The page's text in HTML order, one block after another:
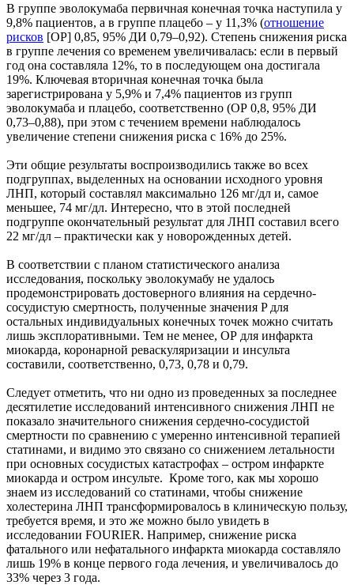
В группе эволокумаба первичная конечная точка наступила у
9,8% пациентов, а в группе плацебо – у 11,3% (отношение
рисков [ОР] 0,85, 95% ДИ 0,79–0,92). Степень снижения риска
в группе лечения со временем увеличивалась: если в первый
год она составляла 12%, то в последующем она достигала
19%. Ключевая вторичная конечная точка была
зарегистрирована у 5,9% и 7,4% пациентов из групп
эволокумаба и плацебо, соответственно (ОР 0,8, 95% ДИ
0,73–0,88), при этом с течением времени наблюдалось
увеличение степени снижения риска с 16% до 25%.
Эти общие результаты воспроизводились также во всех
подгруппах, выделенных на основании исходного уровня
ЛНП, который составлял максимально 126 мг/дл и, самое
меньшее, 74 мг/дл. Интересно, что в этой последней
подгруппе окончательный результат для ЛНП составил всего
22 мг/дл – практически как у новорожденных детей.
В соответствии с планом статистического анализа
исследования, поскольку эволокумабу не удалось
продемонстрировать достоверного влияния на сердечно-
сосудистую смертность, полученные значения P для
остальных индивидуальных конечных точек можно считать
лишь эксплоративными. Тем не менее, ОР для инфаркта
миокарда, коронарной реваскуляризации и инсульта
составили, соответственно, 0,73, 0,78 и 0,79.
Следует отметить, что ни одно из проведенных за последнее
десятилетие исследований интенсивного снижения ЛНП не
показало значительного снижения сердечно-сосудистой
смертности по сравнению с умеренно интенсивной терапией
статинами, и видимо это связано со снижением летальности
при основных сосудистых катастрофах – остром инфаркте
миокарда и остром инсульте. Кроме того, как мы хорошо
знаем из исследований со статинами, чтобы снижение
холестерина ЛНП трансформировалось в клиническую пользу,
требуется время, и это же можно было увидеть в
исследовании FOURIER. Например, снижение риска
фатального или нефатального инфаркта миокарда составляло
лишь 19% в конце первого года лечения, и увеличивалось до
33% через 3 года.